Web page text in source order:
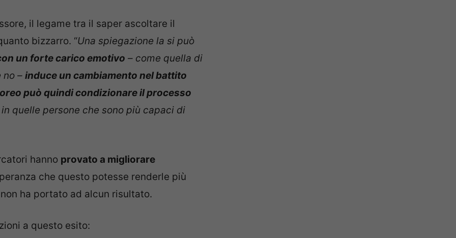
il legame tra il saper ascoltare il
bizzarro. “Una spiegazione la si può
un forte carico emotivo – come quella di
no – induce un cambiamento nel battito
può quindi condizionare il processo
in quelle persone che sono più capaci di
hanno provato a migliorare
che questo potesse renderle più
ha portato ad alcun risultato.
a questo esito: